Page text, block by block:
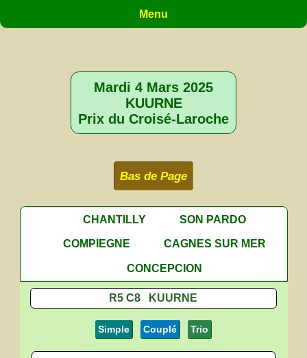
Menu
Mardi 4 Mars 2025
KUURNE
Prix du Croisé-Laroche
Bas de Page
CHANTILLY
SON PARDO
COMPIEGNE
CAGNES SUR MER
CONCEPCION
R5 C8 KUURNE
Simple Couplé Trio